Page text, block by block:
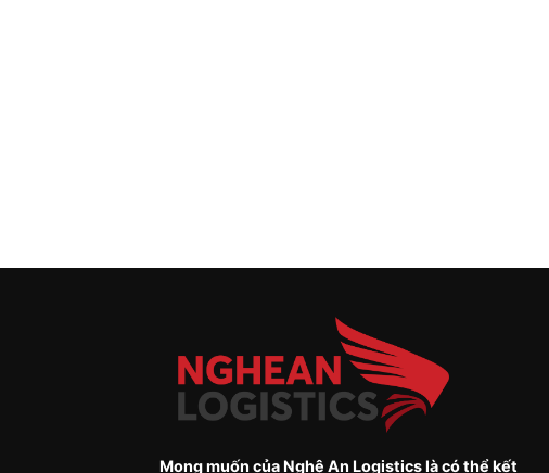
Mong muốn của Nghệ An Logistics là có thể kết